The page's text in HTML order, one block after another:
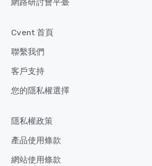
網路研討會平臺
Cvent 首頁
聯繫我們
客戶支持
您的隱私權選擇
隱私權政策
產品使用條款
網站使用條款